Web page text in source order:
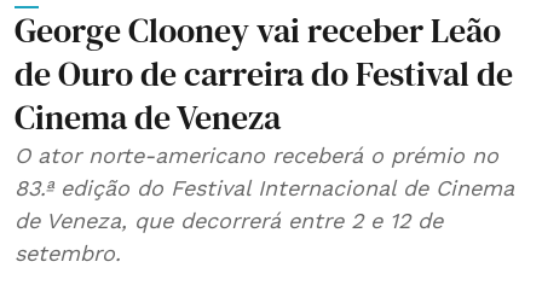
George Clooney vai receber Leão
de Ouro de carreira do Festival de
Cinema de Veneza
O ator norte-americano receberá o prémio no
83.ª edição do Festival Internacional de Cinema
de Veneza, que decorrerá entre 2 e 12 de
setembro.